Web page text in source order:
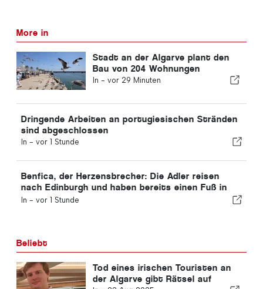
More in
Stadt an der Algarve plant den
Bau von 204 Wohnungen
In - vor 29 Minuten
Dringende Arbeiten an portugiesischen Stränden
sind abgeschlossen
In - vor 1 Stunde
Benfica, der Herzensbrecher: Die Adler reisen
nach Edinburgh und haben bereits einen Fuß in
der nächsten Runde
In - vor 1 Stunde
Beliebt
Tod eines irischen Touristen an
der Algarve gibt Rätsel auf